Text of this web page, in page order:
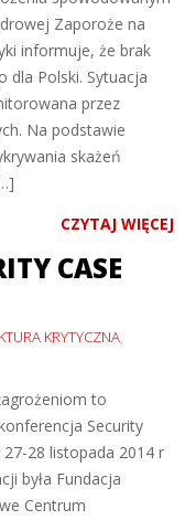
Zaporoże na
informuje, że brak
dla Polski. Sytuacja
przez
Na podstawie
skażeń
CZYTAJ WIĘCEJ
CASE
KRYTYCZNA,
to
Security
27-28 listopada 2014 r
była Fundacja
Centrum